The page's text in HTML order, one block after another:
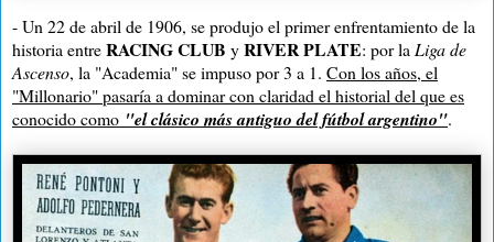
- Un 22 de abril de 1906, se produjo el primer enfrentamiento de la
historia entreRACING CLUB yRIVER PLATE: por la Liga de
Ascenso, la "Academia" se impuso por 3 a 1. Con los años, el
"Millonario" pasaría a dominar con claridad el historial del que es
conocido como "el clásico más antiguo del fútbol argentino".